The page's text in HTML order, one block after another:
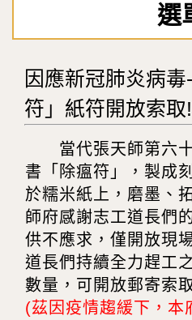
選
因應新冠肺炎病
符」紙符開放索取!
當代張天師第六十
書「除瘟符」，製成
於糯米紙上，磨墨、
師府感謝志工道長們
供不應求，僅開放現
道長們持續全力趕工
數量，可開放郵寄索
(茲因疫情趨緩下，本